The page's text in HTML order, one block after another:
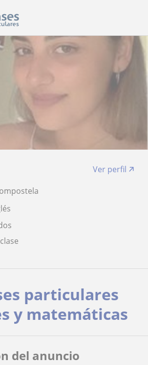
Ver perfil
particulares
y matemáticas
del anuncio